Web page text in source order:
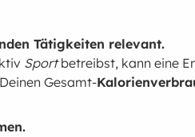
Tätigkeiten relevant.
Sportbetreibst, kann eine
Gesamt-